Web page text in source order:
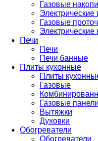
Газовые
Газовые
Печи
Печи
Печи банные
Плиты кухонные
Плиты
Газовые
Газовые панели
Вытяжки
Духовки
Обогреватели
Обогреватели